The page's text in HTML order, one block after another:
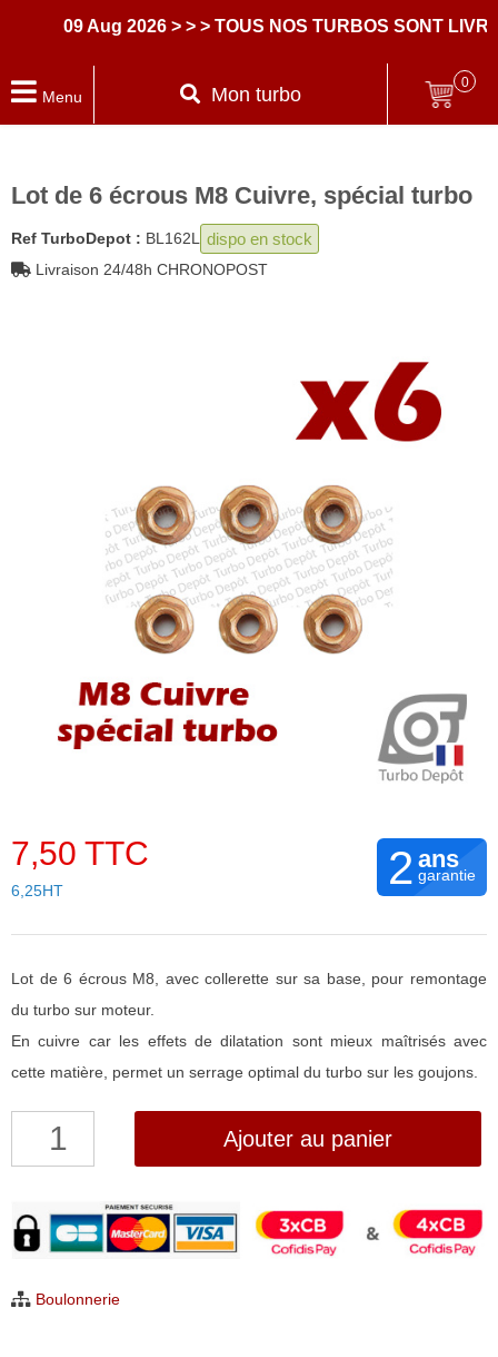
09 Aug 2026 > > > TOUS NOS TURBOS SONT LIVRES
Menu Mon turbo
0
Lot de 6 écrous M8 Cuivre, spécial turbo
Ref TurboDepot : BL162L dispo en stock
Livraison 24/48h CHRONOPOST
7,50 TTC
6,25HT 2 ans
garantie
Lot de 6 écrous M8, avec collerette sur sa base, pour remontage
du turbo sur moteur.
En cuivre car les effets de dilatation sont mieux maîtrisés avec
cette matière, permet un serrage optimal du turbo sur les goujons.
quantité
de
6
M8
Ajouter au panier
Boulonnerie